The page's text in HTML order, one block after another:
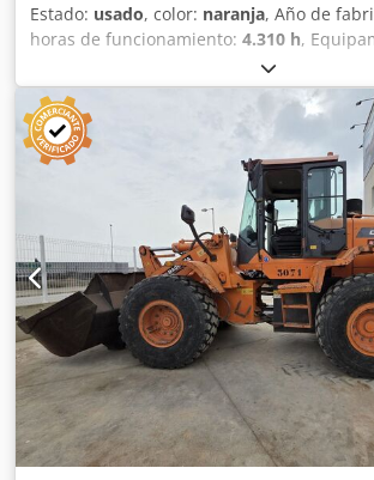
Estado: usado, color: naranja, Año de
horas de funcionamiento: 4.310 h,
, Peso en vacío: 36.000 kg
(lxanxal): 1141 x 300 x 364 cm Ancho de
60 cm = Más opciones y accesorios = -
lubricación central = Comentarios =
del monte (Toledo) La excavadora
excavadora de orugas de 36 toneladas de
incorpora la innovadora tecnología D-
Doosan. El D-Ecopower permite obtener
productividad con un menor consumo
hora de trabajo. precio: PRECIO A
Estabilizadores: No Altura de excav: 9.980
horizontal: 10.600 mm Codpszb Ndtofx
excav: 6.940 mm Brazo: 6,5 / 2,6 m Motor
V Tipo de enganche: S100-29424
Orugas de hierro CE